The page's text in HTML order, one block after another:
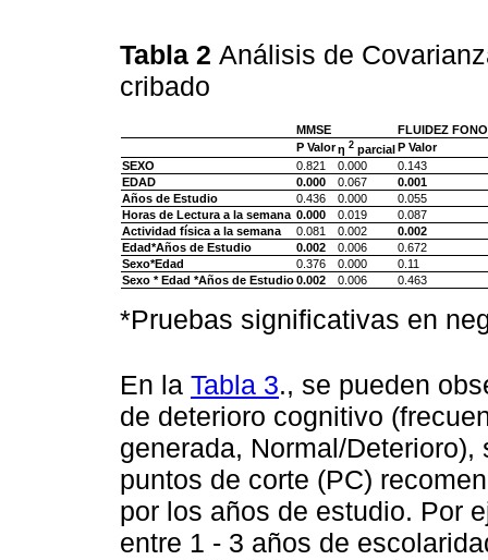
Tabla 2 Análisis de
cribado
MMSE FLUIDEZ
P Valor η 2 parcial P Valor
SEXO
0.821 0.000
0.143
EDAD
0.000 0.067
0.001
Años de Estudio
0.436 0.000
0.055
Horas de Lectura a la semana 0.000 0.019
0.087
Actividad física a la semana 0.081 0.002
0.002
Edad*Años de Estudio
0.002 0.006
0.672
Sexo*Edad
0.376 0.000
0.11
Sexo * Edad *Años de Estudio 0.002 0.006 0.463
*Pruebas significativas en
En la Tabla 3., se pueden
de deterioro cognitivo
generada, Normal/
puntos de corte (PC)
por los años de estudio. Por
entre 1 - 3 años de